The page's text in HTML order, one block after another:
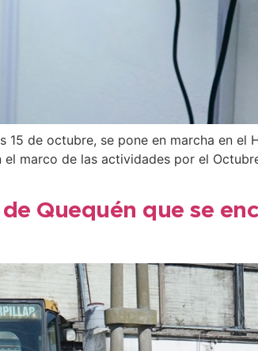
15 de octubre, se pone en marcha en el
marco de las actividades por el
Quequén que se